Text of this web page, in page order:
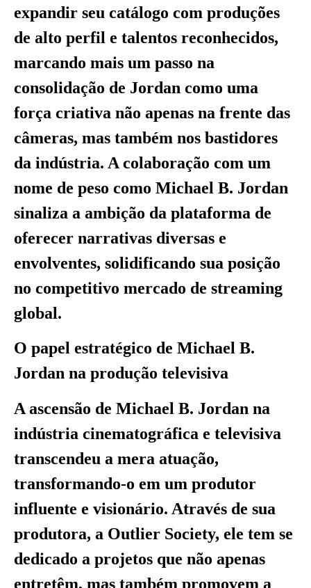
expandir seu catálogo com produções
de alto perfil e talentos reconhecidos,
marcando mais um passo na
consolidação de Jordan como uma
força criativa não apenas na frente das
câmeras, mas também nos bastidores
da indústria. A colaboração com um
nome de peso como Michael B. Jordan
sinaliza a ambição da plataforma de
oferecer narrativas diversas e
envolventes, solidificando sua posição
no competitivo mercado de streaming
global.
O papel estratégico de Michael B.
Jordan na produção televisiva
A ascensão de Michael B. Jordan na
indústria cinematográfica e televisiva
transcendeu a mera atuação,
transformando-o em um produtor
influente e visionário. Através de sua
produtora, a Outlier Society, ele tem se
dedicado a projetos que não apenas
entretêm, mas também promovem a